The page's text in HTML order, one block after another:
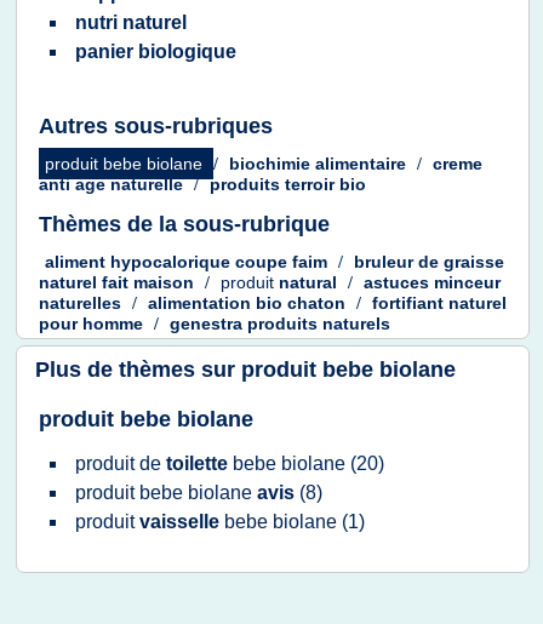
nutri naturel
panier biologique
Autres sous-rubriques
produit bebe biolane / biochimie alimentaire / creme
anti age naturelle / produits terroir bio
Thèmes de la sous-rubrique
aliment hypocalorique coupe faim / bruleurde graisse
naturel fait maison
/ produit natural / astuces minceur
naturelles / alimentation bio chaton / fortifiant naturel
pour homme / genestra produits naturels
Plus de thèmes sur produit bebe biolane
produit bebe biolane
produitde toilette bebe biolane (20)
produit bebe biolane avis (8)
produitvaisselle bebe biolane (1)